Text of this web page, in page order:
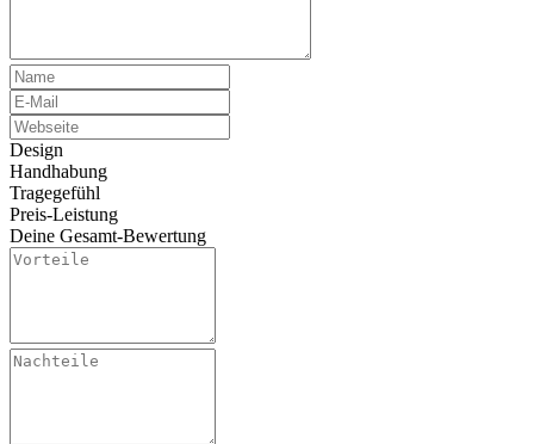
Design
Handhabung
Tragegefühl
Preis-Leistung
Deine Gesamt-Bewertung